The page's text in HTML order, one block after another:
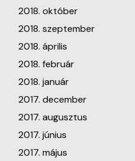
2018. október
2018. szeptember
2018. április
2018. február
2018. január
2017. december
2017. augusztus
2017. június
2017. május